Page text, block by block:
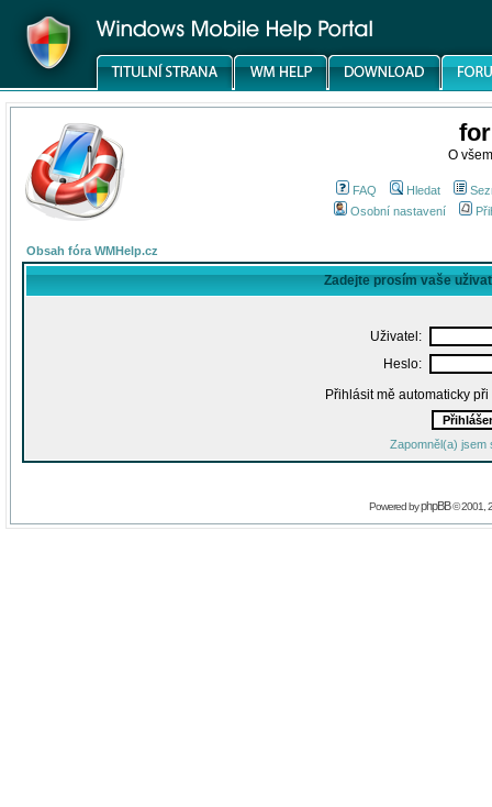
O
FAQ Hledat
Osobní nastavení
Obsah fóra WMHelp.cz
Zadejte prosím vaše
Uživatel:
Heslo:
Přihlásit mě automaticky
Zapomněl(a) jsem
Powered byphpBB© 2001,